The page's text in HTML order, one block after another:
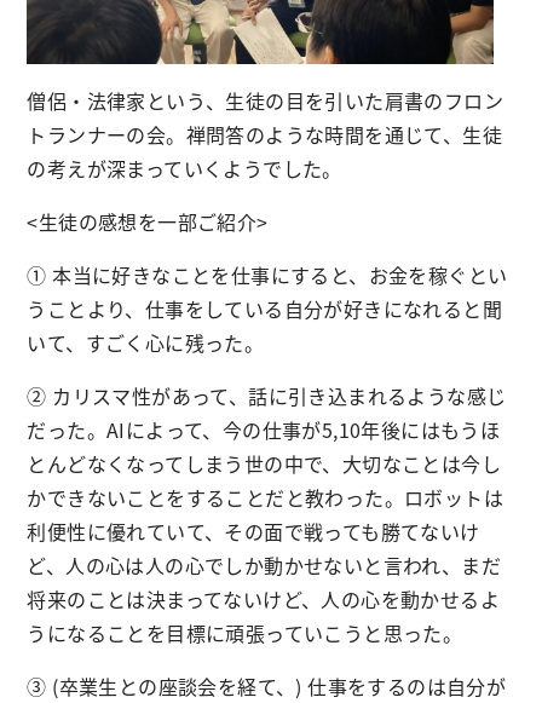
僧侶・法律家という、生徒の目を引いた肩書のフロン
トランナーの会。禅問答のような時間を通じて、生徒
の考えが深まっていくようでした。
<生徒の感想を一部ご紹介>
① 本当に好きなことを仕事にすると、お金を稼ぐとい
うことより、仕事をしている自分が好きになれると聞
いて、すごく心に残った。
② カリスマ性があって、話に引き込まれるような感じ
だった。AIによって、今の仕事が5,10年後にはもうほ
とんどなくなってしまう世の中で、大切なことは今し
かできないことをすることだと教わった。ロボットは
利便性に優れていて、その面で戦っても勝てないけ
ど、人の心は人の心でしか動かせないと言われ、まだ
将来のことは決まってないけど、人の心を動かせるよ
うになることを目標に頑張っていこうと思った。
③ (卒業生との座談会を経て、) 仕事をするのは自分が